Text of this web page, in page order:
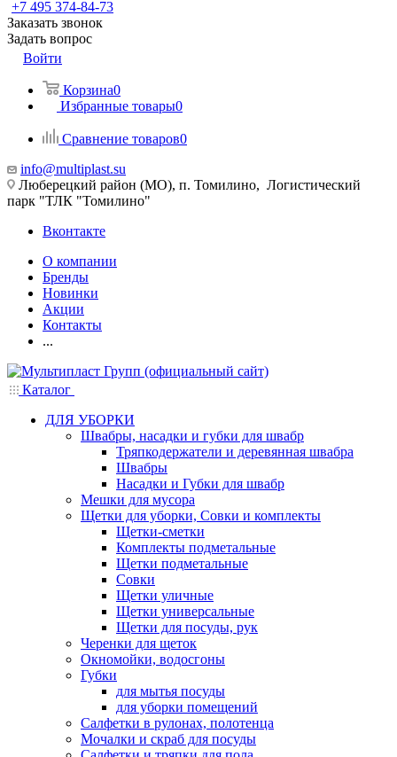
+7 495 374-84-73
Заказать звонок
Задать вопрос
Войти
Корзина0
Избранные товары0
Сравнение товаров0
info@multiplast.su
Люберецкий район (МО), п. Томилино, Логистический
парк "ТЛК "Томилино"
Вконтакте
О компании
Бренды
Новинки
Акции
Контакты
...
Каталог
ДЛЯ УБОРКИ
Швабры, насадки и губки для швабр
Тряпкодержатели и деревянная швабра
Швабры
Насадки и Губки для швабр
Мешки для мусора
Щетки для уборки, Совки и комплекты
Щетки-сметки
Комплекты подметальные
Щетки подметальные
Совки
Щетки уличные
Щетки универсальные
Щетки для посуды, рук
Черенки для щеток
Окномойки, водосгоны
Губки
для мытья посуды
для уборки помещений
Салфетки в рулонах, полотенца
Мочалки и скраб для посуды